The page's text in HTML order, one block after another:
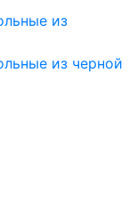
из
из черной